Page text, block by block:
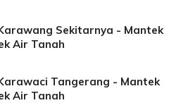
Sekitarnya - Mantek
Air Tanah
Tangerang - Mantek
Air Tanah